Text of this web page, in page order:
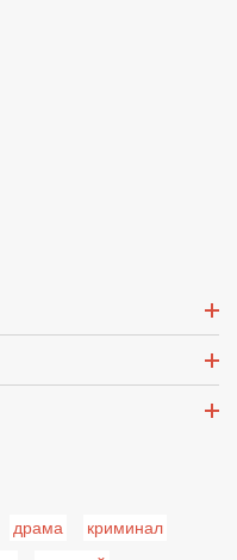
драма
криминал